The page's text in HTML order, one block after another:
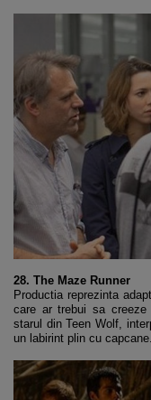
28. The Maze Runner
Productia reprezinta
care ar trebui sa
starul din Teen Wolf,
un labirint plin cu capcane.